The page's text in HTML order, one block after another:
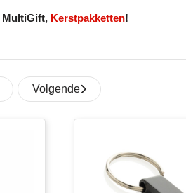
MultiGift, Kerstpakketten!
Volgende